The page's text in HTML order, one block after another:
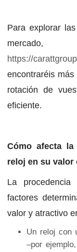
Para explorar
https://
encontraréis
rotación de
eficiente.
Cómo afecta
reloj en su valor
La
factores
valor y atractivo
Un reloj con
–por